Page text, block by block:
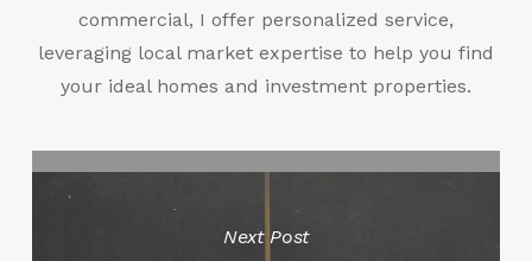
commercial, I offer personalized service,
leveraging local market expertise to help you find
your ideal homes and investment properties.
Next Post